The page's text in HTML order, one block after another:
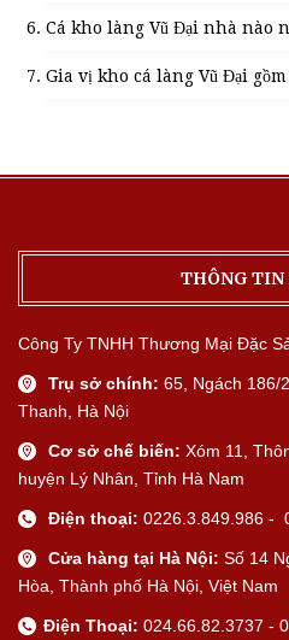
Cá kho làng Vũ Đại nhà nào
Gia vị kho cá làng Vũ Đại
THÔNG TIN
Công Ty TNHH Thương Mại Đặc
Trụ sở chính: 65, Ngách 186/
Thanh, Hà Nội
Cơ sở chế biến: Xóm 11,
huyện Lý Nhân, Tỉnh Hà Nam
Điện thoại: 0226.3.849.986 -
Cửa hàng tại Hà Nội: Số 14
Hòa, Thành phố Hà Nội, Việt Nam
Điện Thoại: 024.66.82.3737 -